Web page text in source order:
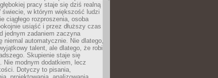
pracy staje się dziś realną
świecie, w którym większość ludzi
ciągłego rozproszenia, osoba
usiąść i przez dłuższy czas
jednym zadaniem zaczyna
niemal automatycznie. Nie dlatego,
talent, ale dlatego, że robi
Skupienie staje się
Nie modnym dodatkiem, lecz
Dotyczy to pisania,